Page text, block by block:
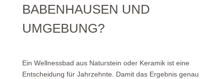
BABENHAUSEN UND
UMGEBUNG?
Ein Wellnessbad aus Naturstein oder Keramikist eine
Entscheidung für Jahrzehnte. Damit das Ergebnis genau